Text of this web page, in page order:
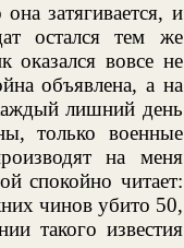
затягивается, и
остался тем же
оказался вовсе не
объявлена, а на
лишний день
только военные
на меня
спокойно читает:
чинов убито 50,
такого известия